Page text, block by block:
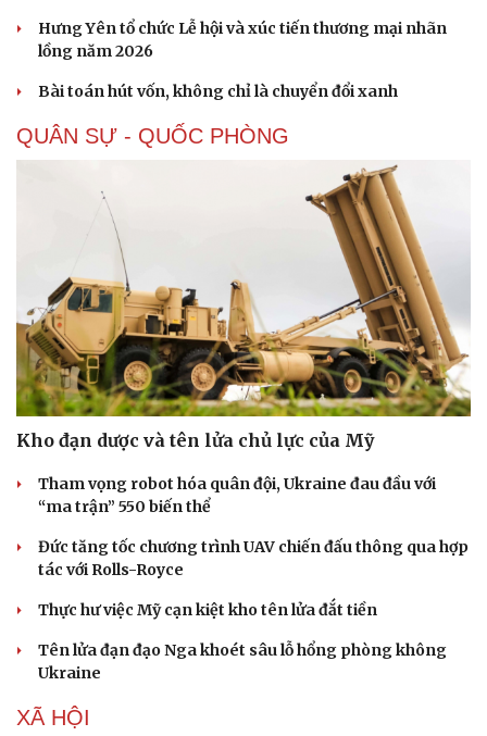
Sức khỏe
Dinh dưỡng - món ngon
Cây thuốc
Nhi khoa
Nam khoa
Phòng mạch online
Ăn sạch sống khỏe
Đời sống
Nhà đẹp
Blog
Hưng Yên tổ chức Lễ hội và xúc tiến thương mại nhãn
lồng năm 2026
Bài toán hút vốn, không chỉ là chuyển đổi xanh
QUÂN SỰ - QUỐC PHÒNG
Kho đạn dược và tên lửa chủ lực của Mỹ
Tham vọng robot hóa quân đội, Ukraine đau đầu với
“ma trận” 550 biến thể
Đức tăng tốc chương trình UAV chiến đấu thông qua hợp
tác với Rolls-Royce
Thực hư việc Mỹ cạn kiệt kho tên lửa đắt tiền
Tên lửa đạn đạo Nga khoét sâu lỗ hổng phòng không
Ukraine
XÃ HỘI